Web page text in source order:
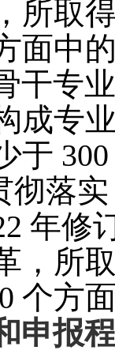
所取
面中
干专
成专
于
彻落
年修
，所
个方
申报